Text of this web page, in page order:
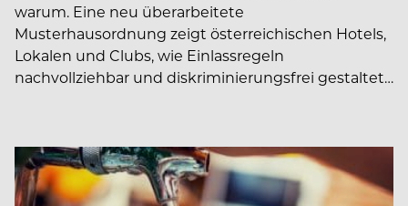
warum. Eine neu überarbeitete
Musterhausordnung zeigt österreichischen Hotels,
Lokalen und Clubs, wie Einlassregeln
nachvollziehbar und diskriminierungsfrei gestaltet…